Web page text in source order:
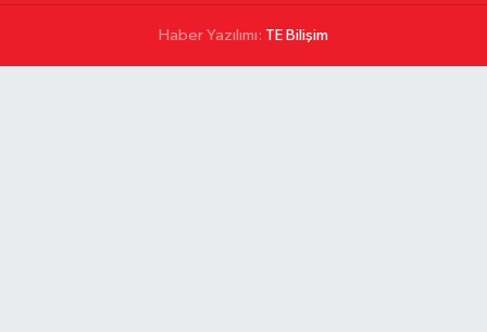
Haber Yazılımı: TE Bilişim